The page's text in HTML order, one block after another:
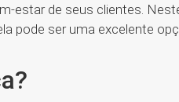
estar de seus clientes.
pode ser uma excelente